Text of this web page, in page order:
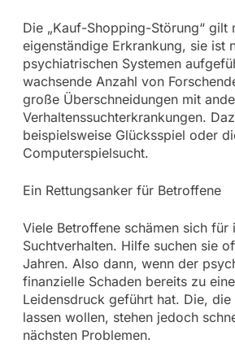
Die „Kauf-Shopping-Störung“ gilt
eigenständige Erkrankung, sie ist
psychiatrischen Systemen
wachsende Anzahl von
große Überschneidungen mit
Verhaltenssuchterkrankungen.
beispielsweise Glücksspiel oder
Computerspielsucht.
Ein Rettungsanker für Betroffene
Viele Betroffene schämen sich für
Suchtverhalten. Hilfe suchen sie
Jahren. Also dann, wenn der
finanzielle Schaden bereits zu
Leidensdruck geführt hat. Die, die
lassen wollen, stehen jedoch
nächsten Problemen.